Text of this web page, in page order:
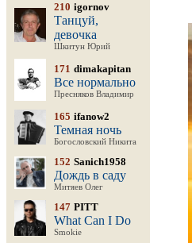
210 igornov
Танцуй,
девочка
Шкитун Юрий
171 dimakapitan
Все нормально
Пресняков Владимир
165 ifanow2
Темная ночь
Богословский Никита
152 Sanich1958
Дождь в саду
Митяев Олег
147 PITT
What Can I Do
Smokie